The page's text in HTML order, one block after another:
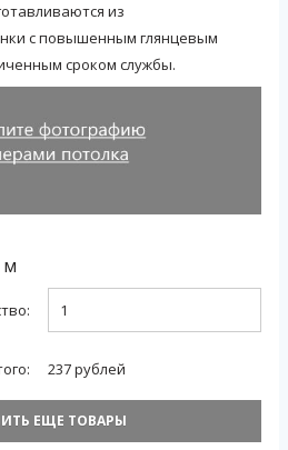
из
с повышенным глянцевым
сроком службы.
м
237рублей
ЕЩЕ ТОВАРЫ